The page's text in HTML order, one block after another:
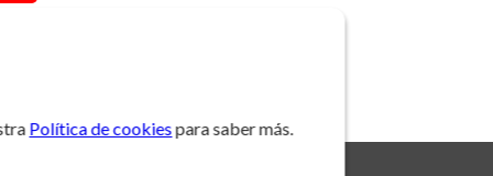
Política de cookiespara saber más.